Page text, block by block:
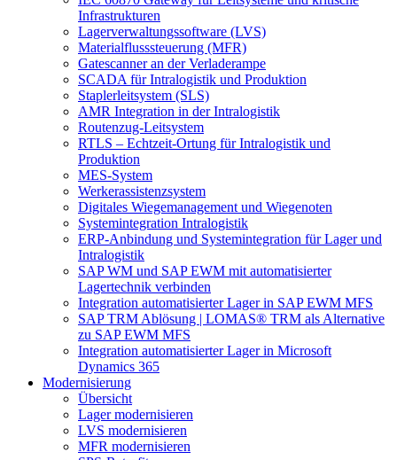
Infrastrukturen
Lagerverwaltungssoftware (LVS)
Materialflusssteuerung (MFR)
Gatescanner an der Verladerampe
SCADA für Intralogistik und Produktion
Staplerleitsystem (SLS)
AMR Integration in der Intralogistik
Routenzug-Leitsystem
RTLS – Echtzeit-Ortung für Intralogistik und
Produktion
MES-System
Werkerassistenzsystem
Digitales Wiegemanagement und Wiegenoten
Systemintegration Intralogistik
ERP-Anbindung und Systemintegration für Lager und
Intralogistik
SAP WM und SAP EWM mit automatisierter
Lagertechnik verbinden
Integration automatisierter Lager in SAP EWM MFS
SAP TRM Ablösung | LOMAS® TRM als Alternative
zu SAP EWM MFS
Integration automatisierter Lager in Microsoft
Dynamics 365
Modernisierung
Übersicht
Lager modernisieren
LVS modernisieren
MFR modernisieren